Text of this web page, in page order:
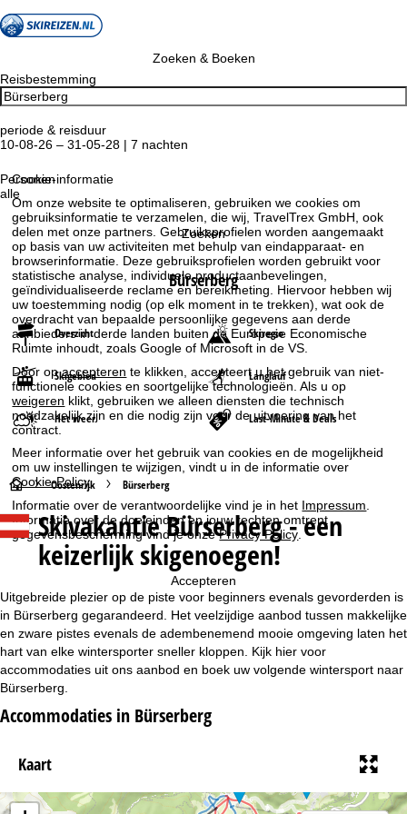
Cookie-informatie
Om onze website te optimaliseren, gebruiken we cookies om
gebruiksinformatie te verzamelen, die wij, TravelTrex GmbH, ook
delen met onze partners. Gebruiksprofielen worden aangemaakt
op basis van uw activiteiten met behulp van eindapparaat- en
browserinformatie. Deze gebruiksprofielen worden gebruikt voor
statistische analyse, individuele productaanbevelingen,
geïndividualiseerde reclame en bereikmeting. Hiervoor hebben wij
uw toestemming nodig (op elk moment in te trekken), wat ook de
overdracht van bepaalde persoonlijke gegevens aan derde
aanbieders in derde landen buiten de Europese Economische
Ruimte inhoudt, zoals Google of Microsoft in de VS.
Door opaccepteren te klikken, accepteert u het gebruik van niet-
functionele cookies en soortgelijke technologieën. Als u op
weigeren klikt, gebruiken we alleen diensten die technisch
noodzakelijk zijn en die nodig zijn voor de uitvoering van het
contract.
Meer informatie over het gebruik van cookies en de mogelijkheid
om uw instellingen te wijzigen, vindt u in de informatie over
Cookie-Policy.
Informatie over de verantwoordelijke vind je in het Impressum
Informatie over de doeleinden en jouw rechten omtrent
gegevensbescherming vind je onzePrivacy Policy
Accepteren
Zoeken & Boeken
Reisbestemming
periode & reisduur
10-08-26 – 31-05-28 | 7 nachten
Personen
alle
Zoeken
Bürserberg
Overzicht Skiregio
Skigebied Langlauf
Het weer Last-Minute & Deals
S
t
r
t
p
Oostenrijk Bürserberg
Skivakantie Bürserberg - een
keizerlijk skigenoegen!
Uitgebreide plezier op de piste voor beginners evenals gevorderden is
in Bürserberg gegarandeerd. Het veelzijdige aanbod tussen makkelijke
en zware pistes evenals de adembenemend mooie omgeving laten het
hart van elke wintersporter sneller kloppen. Kijk hier voor
accommodaties uit ons aanbod en boek uw volgende wintersport naar
Bürserberg.
Accommodaties in Bürserberg
Kaart